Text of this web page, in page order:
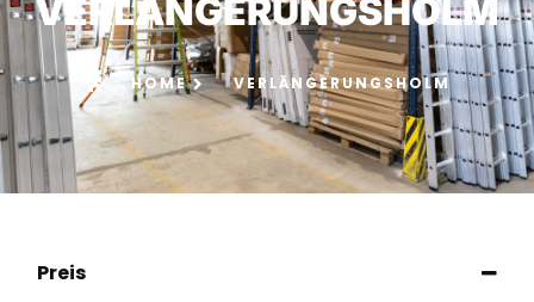
ERLÄNGERUNGSHOLM
HOME VERLÄNGERUNGSHOLM
Preis